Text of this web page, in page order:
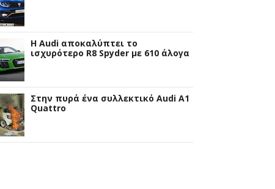
Η Audi αποκαλύπτει το
ισχυρότερο R8 Spyder με 610 άλογα
Στην πυρά ένα συλλεκτικό Audi A1
Quattro